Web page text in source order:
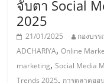
รวม
แฟ
จับตา Social
2025
21/01/2025 กองบร
ADCHARIYA,Online
marketing,Social Media
Trends 2025, การตลาดออ